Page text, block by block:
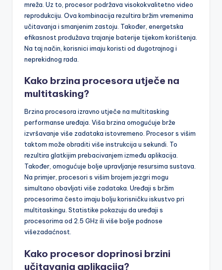
mreža. Uz to, procesor podržava visokokvalitetno video
reprodukciju. Ova kombinacija rezultira bržim vremenima
učitavanja i smanjenim zastoju. Također, energetska
efikasnost produžava trajanje baterije tijekom korištenja.
Na taj način, korisnici imaju koristi od dugotrajnog i
neprekidnog rada.
Kako brzina procesora utječe na
multitasking?
Brzina procesora izravno utječe na multitasking
performanse uređaja. Viša brzina omogućuje brže
izvršavanje više zadataka istovremeno. Procesor s višim
taktom može obraditi više instrukcija u sekundi. To
rezultira glatkijim prebacivanjem između aplikacija.
Također, omogućuje bolje upravljanje resursima sustava.
Na primjer, procesori s višim brojem jezgri mogu
simultano obavljati više zadataka. Uređaji s bržim
procesorima često imaju bolju korisničku iskustvo pri
multitaskingu. Statistike pokazuju da uređaji s
procesorima od 2.5 GHz ili više bolje podnose
višezadaćnost.
Kako procesor doprinosi brzini
učitavanja aplikacija?